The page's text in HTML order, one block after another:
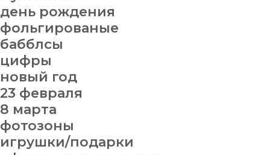
день рождения
фольгированые
бабблсы
цифры
новый год
23 февраля
8 марта
фотозоны
игрушки/подарки